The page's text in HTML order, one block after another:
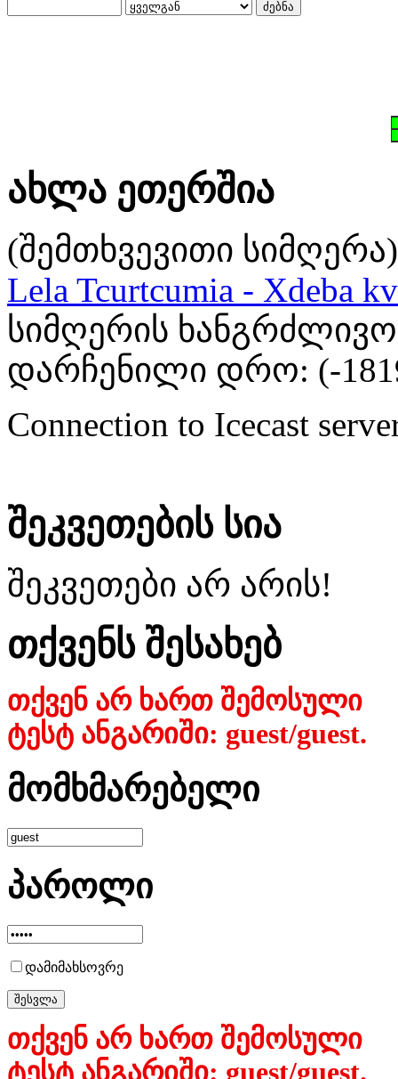
ახლა ეთერშია
(შემთხვევითი სიმღერა)
Lela Tcurtcumia - Xdeba
სიმღერის
დარჩენილი დრო: (-
Connection to Icecast
შეკვეთების სია
შეკვეთები არ არის!
თქვენს შესახებ
თქვენ არ ხართ შემოსული
ტესტ ანგარიში: guest/guest.
მომხმარებელი
პაროლი
დამიმახსოვრე
თქვენ არ ხართ შემოსული
ტესტ ანგარიში: guest/guest.